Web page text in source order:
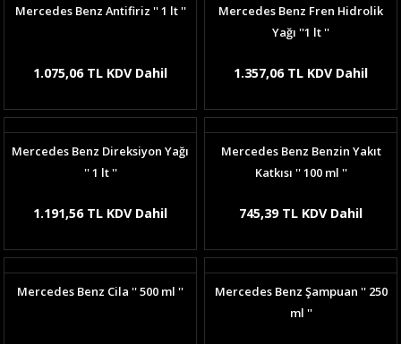
Mercedes Benz Antifiriz '' 1 lt ''
1.075,06 TL KDV Dahil
Mercedes Benz Fren Hidrolik
Yağı ''1 lt ''
1.357,06 TL KDV Dahil
Mercedes Benz Direksiyon Yağı
'' 1 lt ''
1.191,56 TL KDV Dahil
Mercedes Benz Benzin Yakıt
Katkısı '' 100 ml ''
745,39 TL KDV Dahil
Mercedes Benz Cila '' 500 ml ''
Mercedes Benz Şampuan '' 250
ml ''